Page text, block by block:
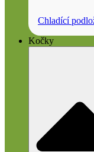
Chladící
Kočky